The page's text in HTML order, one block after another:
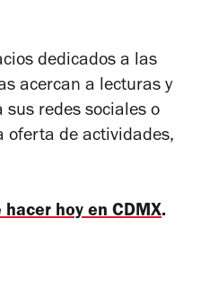
dedicados a las
acercan a lecturas y
sus redes sociales o
oferta de actividades,
hacer hoy en CDMX.